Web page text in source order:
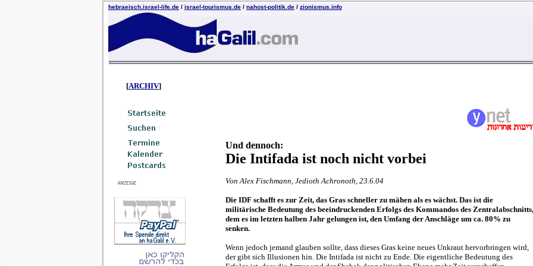
hebraeisch.israel-life.de/israel-tourismus.de/nahost-politik.de/zionismus.info
[ARCHIV]
Und dennoch:
Die Intifada ist noch nicht vorbei
Von Alex Fischmann, Jedioth Achronoth, 23.6.04
Die IDF schafft es zur Zeit, das Gras schneller zu mähen als es wächst. Das ist die
militärische Bedeutung des beeindruckenden Erfolgs des Kommandos des Zentralabschnitts,
dem es im letzten halben Jahr gelungen ist, den Umfang der Anschläge um ca. 80% zu
senken.
Wenn jedoch jemand glauben sollte, dass dieses Gras keine neues Unkraut hervorbringen wird,
der gibt sich Illusionen hin. Die Intifada ist nicht zu Ende. Die eigentliche Bedeutung des